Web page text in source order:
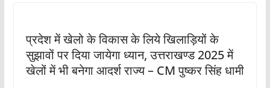
प्रदेश में खेलो के विकास के लिये खिलाड़ियों के
सुझावों पर दिया जायेगा ध्यान, उत्तराखण्ड 2025 में
खेलों में भी बनेगा आदर्श राज्य – CM पुष्कर सिंह धामी